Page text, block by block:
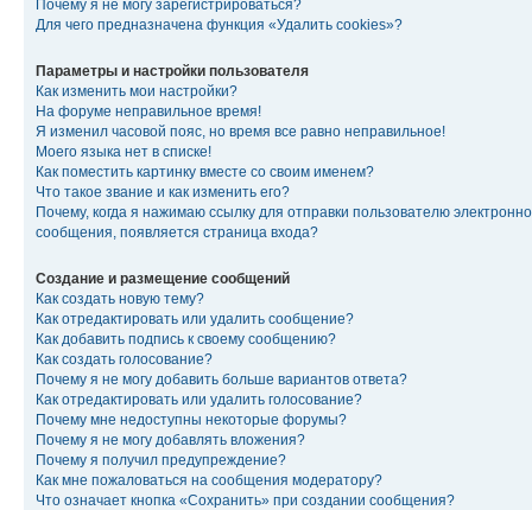
Почему я не могу зарегистрироваться?
Для чего предназначена функция «Удалить cookies»?
Параметры и настройки пользователя
Как изменить мои настройки?
На форуме неправильное время!
Я изменил часовой пояс, но время все равно неправильное!
Моего языка нет в списке!
Как поместить картинку вместе со своим именем?
Что такое звание и как изменить его?
Почему, когда я нажимаю ссылку для отправки пользователю
сообщения, появляется страница входа?
Создание и размещение сообщений
Как создать новую тему?
Как отредактировать или удалить сообщение?
Как добавить подпись к своему сообщению?
Как создать голосование?
Почему я не могу добавить больше вариантов ответа?
Как отредактировать или удалить голосование?
Почему мне недоступны некоторые форумы?
Почему я не могу добавлять вложения?
Почему я получил предупреждение?
Как мне пожаловаться на сообщения модератору?
Что означает кнопка «Сохранить» при создании сообщения?